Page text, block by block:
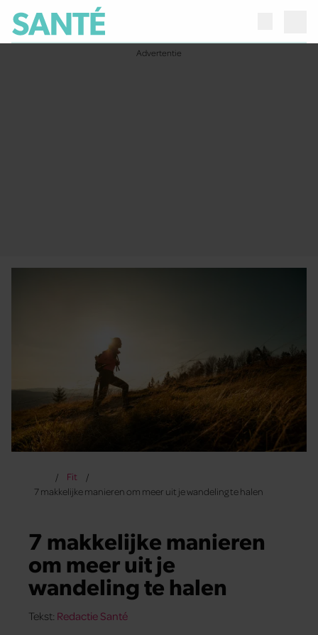
Fit
7 makkelijke manieren om meer uit je wandeling te halen
7 makkelijke manieren
om meer uit je
wandeling te halen
Tekst: Redactie Santé